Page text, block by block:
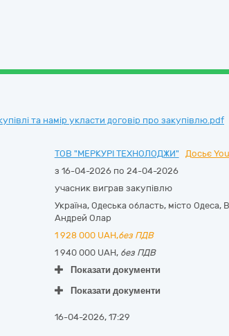
та намір укласти договір про закупівлю.pdf
ТОВ "МЕРКУРІ ТЕХНОЛОДЖИ"
Досьє
з 16-04-2026 по 24-04-2026
учасник виграв закупівлю
Україна, Одеська область, місто Одеса,
Андрей Олар
1 928 000 UAH,без ПДВ
1 940 000 UAH, без ПДВ
Показати документи
Показати документи
16-04-2026, 17:29